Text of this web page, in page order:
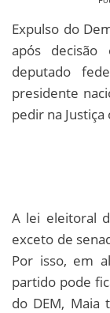
Expulso do
após decisão
deputado
presidente
pedir na
A lei eleitoral
exceto de
Por isso, em
partido pode
do DEM,